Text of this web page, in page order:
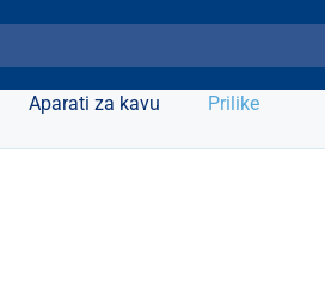
Aparati za kavu Prilike